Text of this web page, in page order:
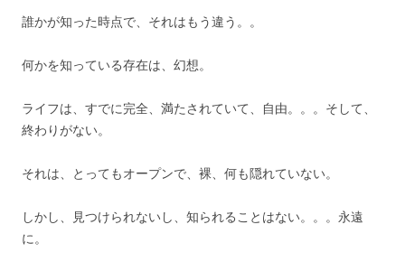
誰かが知った時点で、それはもう違う。。
何かを知っている存在は、幻想。
ライフは、すでに完全、満たされていて、自由。。。そして、
終わりがない。
それは、とってもオープンで、裸、何も隠れていない。
しかし、見つけられないし、知られることはない。。。永遠
に。